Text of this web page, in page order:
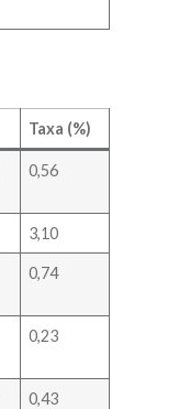
Taxa (%)
0,56
3,10
0,74
0,23
0,43